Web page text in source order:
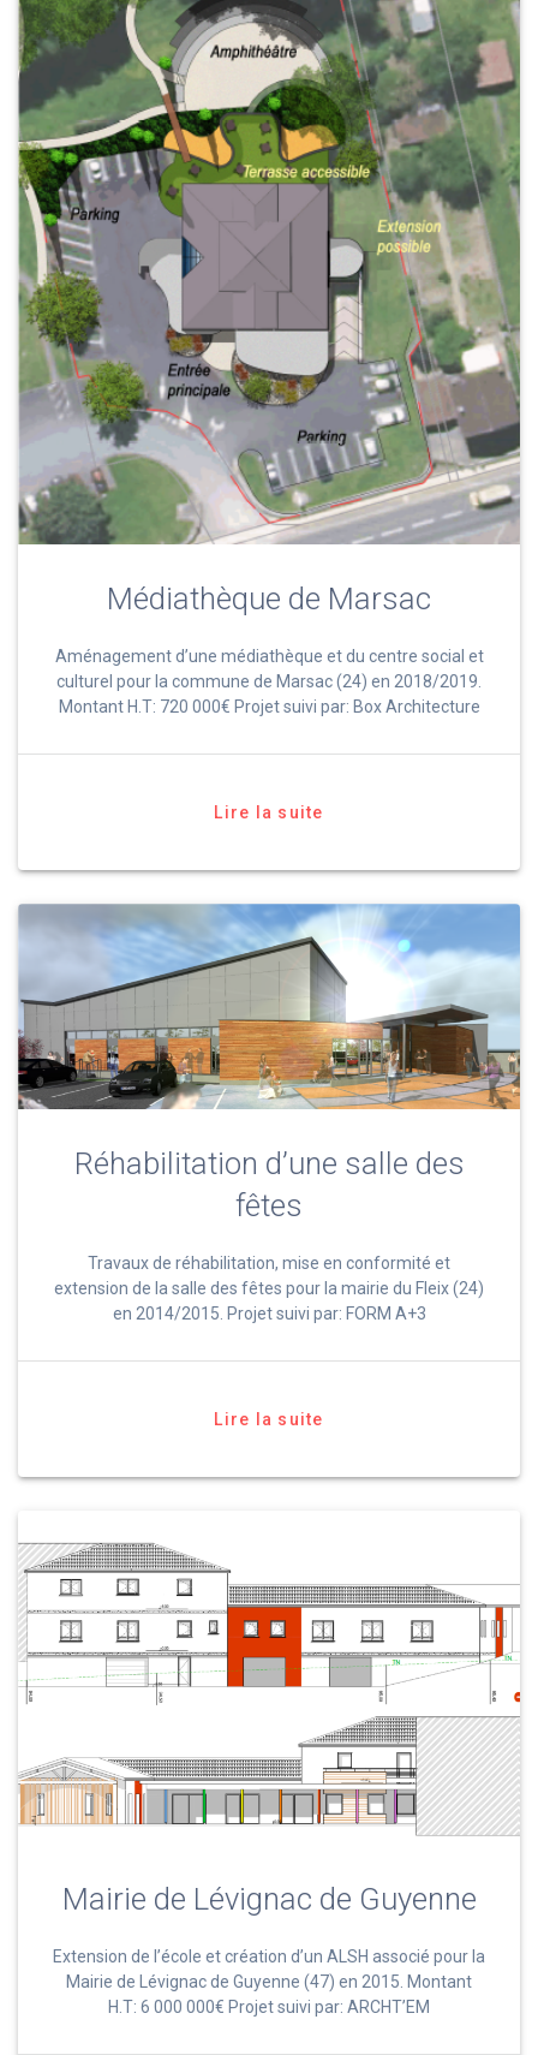
Médiathèque de Marsac
Aménagement d’une médiathèque et du centre social et
culturel pour la commune de Marsac (24) en 2018/2019.
Montant H.T: 720 000€ Projet suivi par: Box Architecture
Lire la suite
Réhabilitation d’une salle des
fêtes
Travaux de réhabilitation, mise en conformité et
extension de la salle des fêtes pour la mairie du Fleix (24)
en 2014/2015. Projet suivi par: FORM A+3
Lire la suite
Mairie de Lévignac de Guyenne
Extension de l’école et création d’un ALSH associé pour la
Mairie de Lévignac de Guyenne (47) en 2015. Montant
H.T: 6 000 000€ Projet suivi par: ARCHT’EM